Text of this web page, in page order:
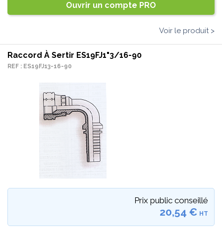
Ouvrir un compte PRO
Voir le produit >
Raccord À Sertir ES19FJ1"3/16-90
REF : ES19FJ13-16-90
Prix public conseillé
20,54 € HT